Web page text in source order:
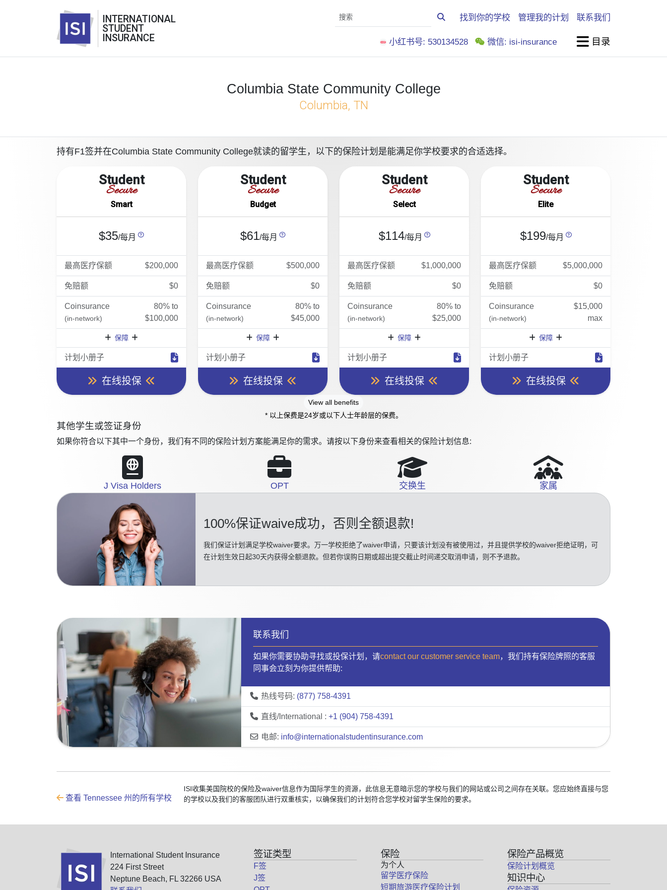
INTERNATIONAL
STUDENT
INSURANCE
找到你的学校 管理我的计划 联系我们
小红书号: 530134528 微信: isi-insurance 目录
Columbia State Community College
Columbia, TN
持有F1签并在Columbia State Community College就读的留学生，以下的保险计划是能满足你学校要求的合适选择。
Student
Secure
Smart
$35/每月
最高医疗保额 $200,000
免赔额 $0
Coinsurance
(in-network)
80% to
$100,000
保障
计划小册子
在线投保
Student
Secure
Budget
$61/每月
最高医疗保额 $500,000
免赔额 $0
Coinsurance
(in-network)
80% to
$45,000
保障
计划小册子
在线投保
Student
Secure
Select
$114/每月
最高医疗保额 $1,000,000
免赔额 $0
Coinsurance
(in-network)
80% to
$25,000
保障
计划小册子
在线投保
Student
Secure
Elite
$199/每月
最高医疗保额 $5,000,000
免赔额 $0
Coinsurance
(in-network)
$15,000
max
保障
计划小册子
在线投保
View all benefits
* 以上保费是24岁或以下人士年龄层的保费。
其他学生或签证身份
如果你符合以下其中一个身份，我们有不同的保险计划方案能满足你的需求。请按以下身份来查看相关的保险计划信息:
J Visa Holders OPT 交换生 家属
100%保证waive成功 ，否则全额退款!
我们保证计划满足学校waiver要求。万一学校拒绝了waiver申请，只要该计划没有被使用过，并且提供学校的waiver拒绝证明，可
在计划生效日起30天内获得全额退款。但若你误购日期或超出提交截止时间递交取消申请，则不予退款。
联系我们
如果你需要协助寻找或投保计划，请contact our customer service team，我们持有保险牌照的客服
同事会立刻为你提供帮助:
热线号码: (877) 758-4391
直线/International : +1 (904) 758-4391
电邮: info@internationalstudentinsurance.com
查看 Tennessee 州的所有学校
ISI收集美国院校的保险及waiver信息作为国际学生的资源，此信息无意暗示您的学校与我们的网站或公司之间存在关联。您应始终直接与您
的学校以及我们的客服团队进行双重核实，以确保我们的计划符合您学校对留学生保险的要求。
International Student Insurance
224 First Street
Neptune Beach, FL 32266 USA
签证类型
F签
J签
保险
为个人
留学医疗保险
短期旅游医疗保险计划
保险产品概览
保险计划概览
知识中心